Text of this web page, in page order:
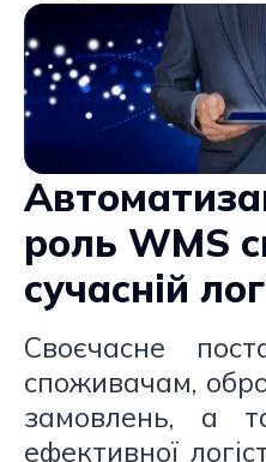
роль WMS
сучасній
Своєчасне
споживачам,
замовлень, а
ефективної